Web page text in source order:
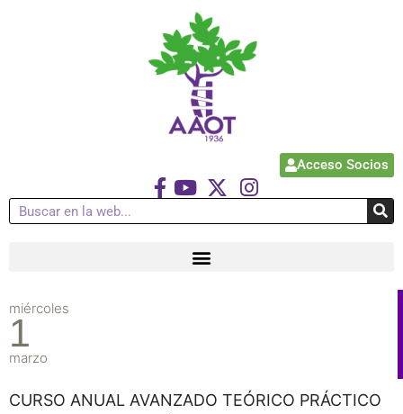
Acceso Socios
miércoles
1
marzo
CURSO ANUAL AVANZADO TEÓRICO PRÁCTICO